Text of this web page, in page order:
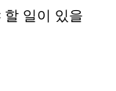
일이 있을